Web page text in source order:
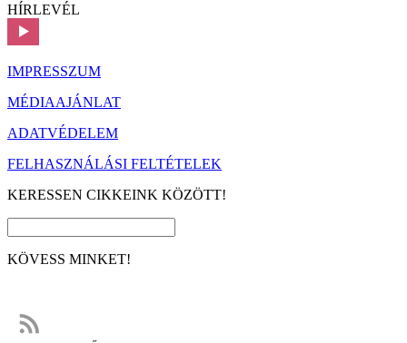
HÍRLEVÉL
IMPRESSZUM
MÉDIAAJÁNLAT
ADATVÉDELEM
FELHASZNÁLÁSI FELTÉTELEK
KERESSEN CIKKEINK KÖZÖTT!
KÖVESS MINKET!